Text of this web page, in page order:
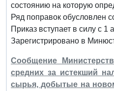
состоянию на которую
Ряд поправок обусловлен
Приказ вступает в силу с 1
Зарегистрировано в
Сообщение
средних за истекший
сырья, добытые на